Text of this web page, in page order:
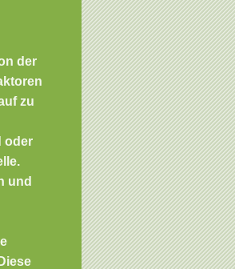
der
zu
oder
und